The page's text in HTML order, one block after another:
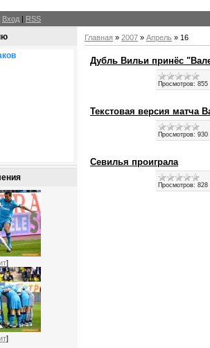
Вход | RSS
]
]
Главная » 2007 » Апрель » 16
Дубль Вильи принёс
Просмотров: 855
Текстовая версия матча
Просмотров: 930
Севилья проиграла
Просмотров: 828